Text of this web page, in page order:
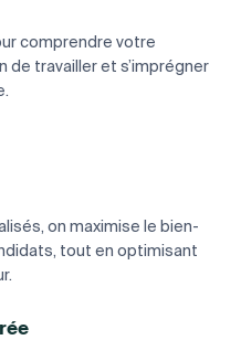
comprendre votre
travailler et s’imprégner
on maximise le bien-
tout en optimisant